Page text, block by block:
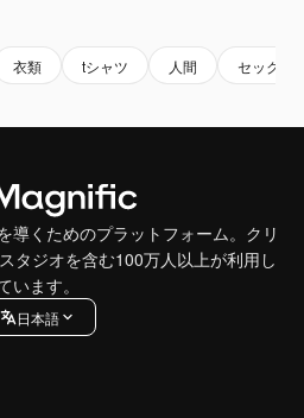
衣類 tシャツ 人間 セックス
導くためのプラットフォーム。クリ
タジオを含む100万人以上が利用し
います。
日本語